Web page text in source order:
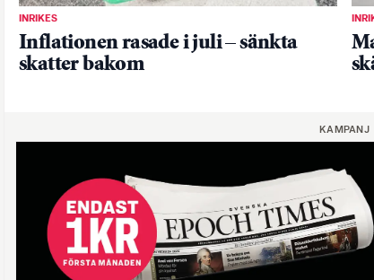
INRIKES
Inflationen rasade i juli – sänkta
skatter bakom
KAMPANJ